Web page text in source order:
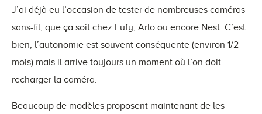
J’ai déjà eu l’occasion de tester de nombreuses caméras
sans-fil, que ça soit chez Eufy, Arlo ou encore Nest. C’est
bien, l’autonomie est souvent conséquente (environ 1/2
mois) mais il arrive toujours un moment où l’on doit
recharger la caméra.
Beaucoup de modèles proposent maintenant de les